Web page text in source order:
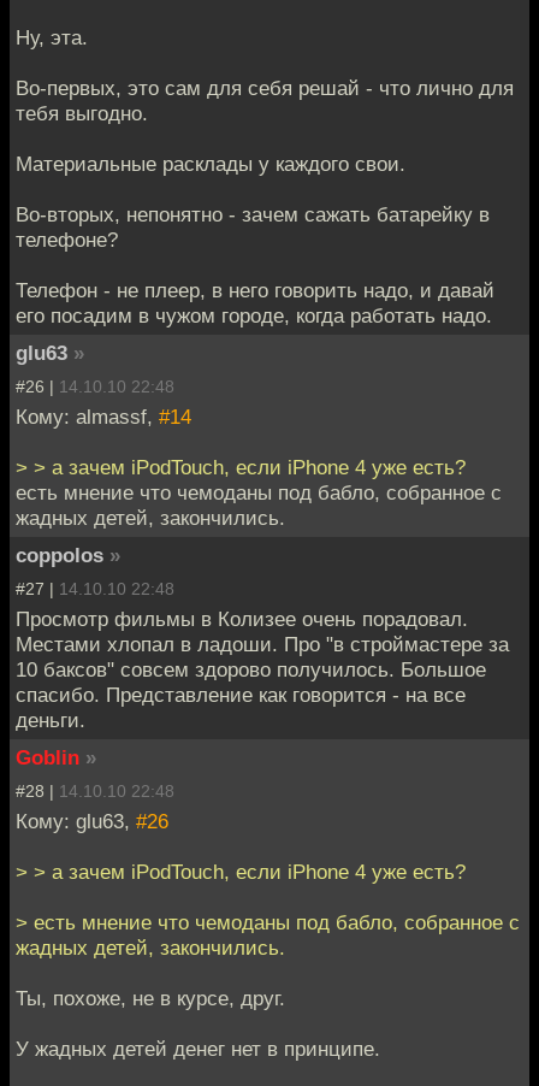
Ну, эта.
Во-первых, это сам для себя решай - что лично для
тебя выгодно.
Материальные расклады у каждого свои.
Во-вторых, непонятно - зачем сажать батарейку в
телефоне?
Телефон - не плеер, в него говорить надо, и давай
его посадим в чужом городе, когда работать надо.
glu63 »
#26 | 14.10.10 22:48
Кому: almassf, #14
> > а зачем iPodTouch, если iPhone 4 уже есть?
есть мнение что чемоданы под бабло, собранное с
жадных детей, закончились.
coppolos »
#27 | 14.10.10 22:48
Просмотр фильмы в Колизее очень порадовал.
Местами хлопал в ладоши. Про "в строймастере за
10 баксов" совсем здорово получилось. Большое
спасибо. Представление как говорится - на все
деньги.
Goblin »
#28 | 14.10.10 22:48
Кому: glu63, #26
> > а зачем iPodTouch, если iPhone 4 уже есть?
> есть мнение что чемоданы под бабло, собранное с
жадных детей, закончились.
Ты, похоже, не в курсе, друг.
У жадных детей денег нет в принципе.